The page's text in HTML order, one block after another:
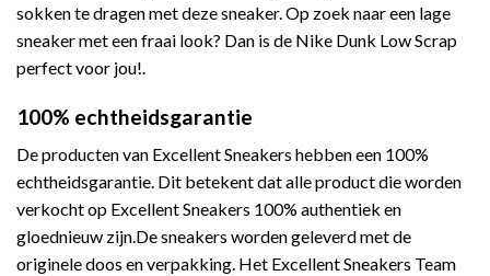
sokken te dragen met deze sneaker. Op zoek naar een lage
sneaker met een fraai look? Dan is de Nike Dunk Low Scrap
perfect voor jou!.
100% echtheidsgarantie
De producten van Excellent Sneakers hebben een 100%
echtheidsgarantie. Dit betekent dat alle product die worden
verkocht op Excellent Sneakers 100% authentiek en
gloednieuw zijn.De sneakers worden geleverd met de
originele doos en verpakking. Het Excellent Sneakers Team